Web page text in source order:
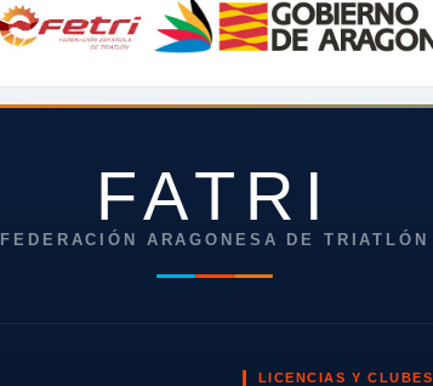
FATRI
FEDERACIÓN ARAGONESA DE TRIATLÓN
LICENCIAS Y CLUBES